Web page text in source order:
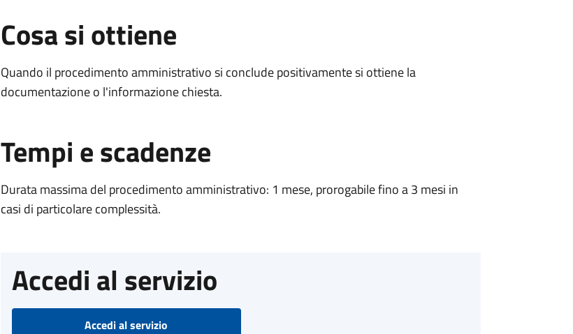
Cosa si ottiene
Quando il procedimento amministrativo si conclude positivamente si ottiene la
documentazione o l'informazione chiesta.
Tempi e scadenze
Durata massima del procedimento amministrativo: 1 mese, prorogabile fino a 3 mesi in
casi di particolare complessità.
Accedi al servizio
Accedi al servizio